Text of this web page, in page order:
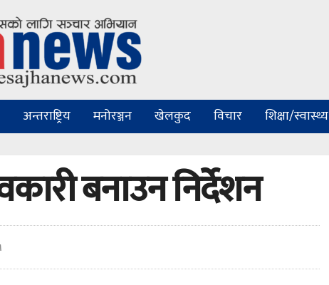
अन्तराष्ट्रिय मनोरञ्जन खेलकुद विचार शिक्षा/स्वास्थ्य
बनाउन निर्देशन